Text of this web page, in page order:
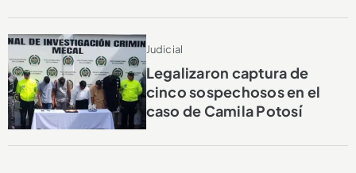
Judicial
Legalizaron captura de
cinco sospechosos en el
caso de Camila Potosí